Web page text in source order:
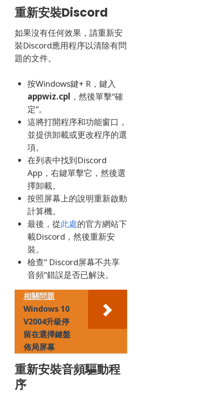
重新安裝Discord
如果沒有任何效果，請重新安
裝Discord應用程序以清除有問
題的文件。
按Windows鍵+ R，鍵入
appwiz.cpl ，然後單擊“確
定”。
這將打開程序和功能窗口，
並提供卸載或更改程序的選
項。
在列表中找到Discord
App，右鍵單擊它，然後選
擇卸載。
按照屏幕上的說明重新啟動
計算機。
最後，從此處的官方網站下
載Discord， 然後重新安
裝。
檢查“ Discord屏幕不共享
音頻”錯誤是否已解決。
相關問題
Windows 10
V2004升級停
留在選擇鍵盤
佈局屏幕
重新安裝音頻驅動程
序